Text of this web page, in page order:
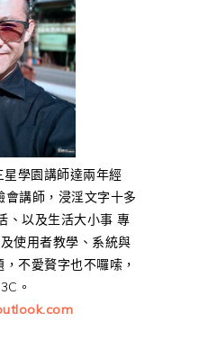
學園講師達兩年經
講師，浸淫文字十多
、以及生活大小事 專
使用者教學、系統與
不愛贅字也不囉嗦，
。